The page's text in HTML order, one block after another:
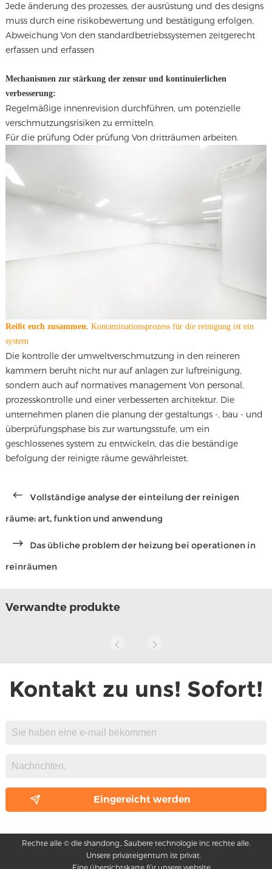
Jede änderung des prozesses, der ausrüstung und des designs
muss durch eine risikobewertung und bestätigung erfolgen.
Abweichung Von den standardbetriebssystemen zeitgerecht
erfassen und erfassen
Mechanismen zur stärkung der zensur und kontinuierlichen
verbesserung:
Regelmäßige innenrevision durchführen, um potenzielle
verschmutzungsrisiken zu ermitteln.
Für die prüfung Oder prüfung Von dritträumen arbeiten.
Reißt euch zusammen. Kontaminationsprozess für die reinigung ist ein
system
Die kontrolle der umweltverschmutzung in den reineren
kammern beruht nicht nur auf anlagen zur luftreinigung,
sondern auch auf normatives management Von personal,
prozesskontrolle und einer verbesserten architektur. Die
unternehmen planen die planung der gestaltungs -, bau - und
überprüfungsphase bis zur wartungsstufe, um ein
geschlossenes system zu entwickeln, das die beständige
befolgung der reinigte räume gewährleistet.
Vollständige analyse der einteilung der reinigen
räume: art, funktion und anwendung
Das übliche problem der heizung bei operationen in
reinräumen
Verwandte produkte
Kontakt zu uns! Sofort!
Rechte alle © die shandong,. Saubere technologie inc rechte alle.
Unsere privateigentum ist privat.
Eine übersichtskarte für unsere website.